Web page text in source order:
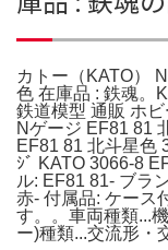
カトー（KATO）
色 在庫品 : 鉄魂。
鉄道模型 通販 ホ
Nゲージ EF81 81
EF81 81 北斗星色
ｼﾞ KATO 3066-8
ル: EF81 81- ブラ
赤- 付属品: ケース
す。。車両種類...
ー)種類...交流形・